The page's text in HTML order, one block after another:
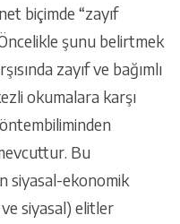
biçimde “zayıf
şunu belirtmek
zayıf ve bağımlı
okumalara karşı
Bu
siyasal-ekonomik
siyasal) elitler